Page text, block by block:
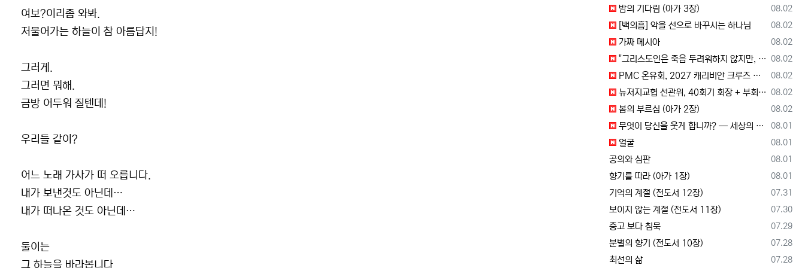
여보?이리좀 와봐.
저물어가는 하늘이 참 아름답지!
그러게.
그러면 뭐해.
금방 어두워 질텐데!
우리들 같이?
어느 노래 가사가 떠 오릅니다.
내가 보낸것도 아닌데…
내가 떠나온 것도 아닌데…
둘이는
그 하늘을 바라봅니다.
등록일
08.02
밤의 기다림 (아가 3장)
등록일
08.02
[백의흠] 악을 선으로 바꾸시는 하나님
등록일
08.02
가짜 메시아
등록일
08.02
"그리스도인은 죽음 두려워하지 않지만, 살아 있는 동안 다른 사람의 유익 + 믿음의 진보 위해 살아야"
등록일
08.02
PMC 온유회, 2027 캐리비안 크루즈 전도여행 참가자 모집
등록일
08.02
뉴저지교협 선관위, 40회기 회장 + 부회장 후보 등록 + 추천 절차 공고 --- 8월 28일 등록 마감, 9월 28일 선거
등록일
08.02
봄의 부르심 (아가 2장)
등록일
08.01
무엇이 당신을 웃게 합니까? — 세상의 소리와 거듭난 영혼의 반응
등록일
08.01
얼굴
등록일
08.01
공의와 심판
등록일
08.01
향기를 따라 (아가 1장)
등록일
07.31
기억의 계절 (전도서 12장)
등록일
07.30
보이지 않는 계절 (전도서 11장)
등록일
07.29
충고 보다 침묵
등록일
07.28
분별의 향기 (전도서 10장)
등록일
07.28
최선의 삶